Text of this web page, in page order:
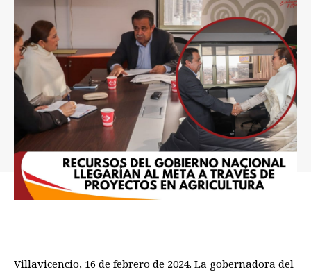
Villavicencio, 16 de febrero de 2024. La gobernadora del